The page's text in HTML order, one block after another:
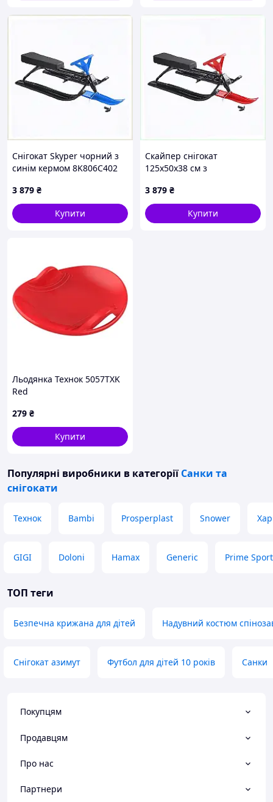
Снігокат Skyper чорний з
синім кермом 8K806C402
3 879 ₴
Купити
Скайпер снігокат
125х50х38 см з
C88X0X6403
3 879 ₴
Купити
Льодянка Технок 5057TXK
Red
279 ₴
Купити
Популярні виробники в категорії Санки та
снігокати
Технок Bambi Prosperplast Snower
GIGI Doloni Hamax Generic Prime Sport
ТОП теги
Безпечна крижана для дітей Надувний костюм
Снігокат азимут Футбол для дітей 10 років Санки
Покупцям
Продавцям
Про нас
Партнери